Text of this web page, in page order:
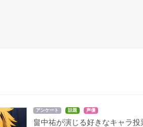
アンケート 話題 声優
畠中祐が演じる好きなキャラ投